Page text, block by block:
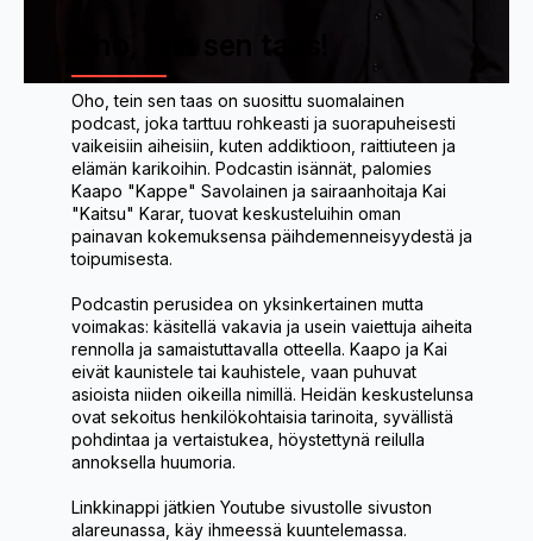
Oho, tein sen taas on suosittu suomalainen
podcast, joka tarttuu rohkeasti ja suorapuheisesti
vaikeisiin aiheisiin, kuten addiktioon, raittiuteen ja
elämän karikoihin. Podcastin isännät, palomies
Kaapo "Kappe" Savolainen ja sairaanhoitaja Kai
"Kaitsu" Karar, tuovat keskusteluihin oman
painavan kokemuksensa päihdemenneisyydestä ja
toipumisesta.
Podcastin perusidea on yksinkertainen mutta
voimakas: käsitellä vakavia ja usein vaiettuja aiheita
rennolla ja samaistuttavalla otteella. Kaapo ja Kai
eivät kaunistele tai kauhistele, vaan puhuvat
asioista niiden oikeilla nimillä. Heidän keskustelunsa
ovat sekoitus henkilökohtaisia tarinoita, syvällistä
pohdintaa ja vertaistukea, höystettynä reilulla
annoksella huumoria.
Linkkinappi jätkien Youtube sivustolle sivuston
alareunassa, käy ihmeessä kuuntelemassa.